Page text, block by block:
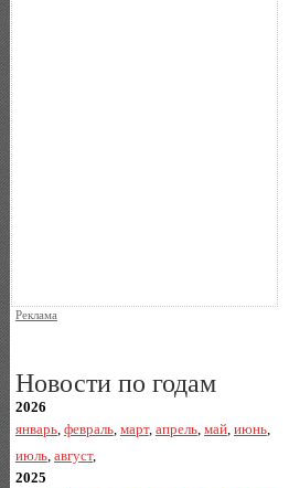
Реклама
Новости по годам
2026
январь, февраль, март, апрель, май, июнь,
июль, август,
2025